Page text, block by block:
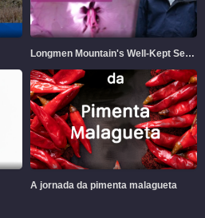
Longmen Mountain's Well-Kept Secret
A jornada da pimenta malagueta